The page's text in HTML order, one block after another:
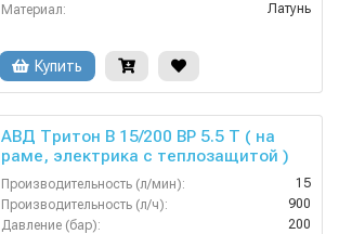
Материал:
Латунь
Производительность (л/ч):
Купить
АВД Тритон B 15/200 BP 5.5 T ( на
раме, электрика с теплозащитой )
Производительность (л/мин):
15
Производительность (л/ч):
900
Давление (бар):
200